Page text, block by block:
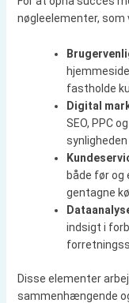
nøgleelementer, som
fastholde
Digital
SEO, PPC
både før og
gentagne
indsigt i
Disse elementer
sammenhængende